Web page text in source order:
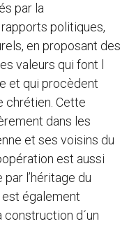
par la
politiques,
en proposant des
valeurs qui font l
et qui procèdent
chrétien. Cette
dans les
et ses voisins du
est aussi
l’héritage du
également
d´un